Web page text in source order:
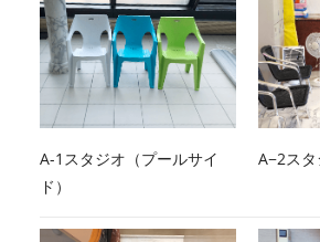
A-1スタジオ（プールサイ
ド）
A−2スタ